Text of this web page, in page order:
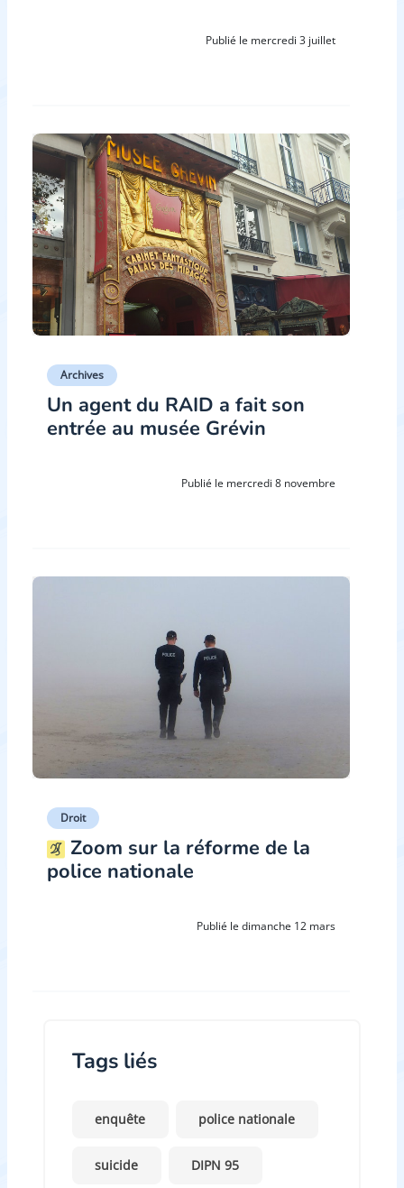
Publié le mercredi 3 juillet
Archives
Un agent du RAID a fait son
entrée au musée Grévin
Publié le mercredi 8 novembre
Droit
Zoom sur la réforme de la
police nationale
Publié le dimanche 12 mars
Tags liés
enquête police nationale
suicide DIPN 95